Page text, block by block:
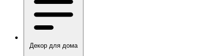
Декор для дома